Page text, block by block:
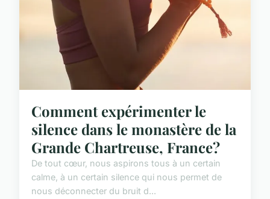
Comment expérimenter le
silence dans le monastère de la
Grande Chartreuse, France?
De tout cœur, nous aspirons tous à un certain
calme, à un certain silence qui nous permet de
nous déconnecter du bruit d...